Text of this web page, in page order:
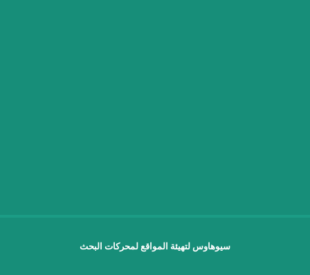
سيوهاوس لتهيئة المواقع لمحركات البحث